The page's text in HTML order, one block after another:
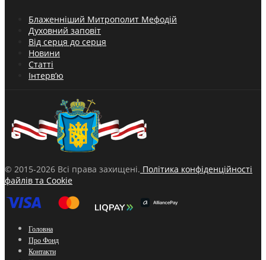
Блаженніший Митрополит Мефодій
Духовний заповіт
Від серця до серця
Новини
Статті
Інтерв’ю
© 2015-2026 Всі права захищені. Політика конфіденційності
файлів та Cookie
Головна
Про Фонд
Контакти